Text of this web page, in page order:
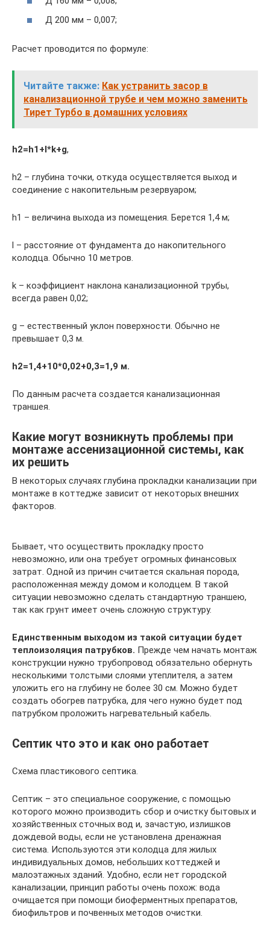
Д 200 мм – 0,007;
Расчет проводится по формуле:
Читайте также: Как устранить засор в
канализационной трубе и чем можно заменить
Тирет Турбо в домашних условиях
h2=h1+l*k+g,
h2 – глубина точки, откуда осуществляется выход и
соединение с накопительным резервуаром;
h1 – величина выхода из помещения. Берется 1,4 м;
l – расстояние от фундамента до накопительного
колодца. Обычно 10 метров.
k – коэффициент наклона канализационной трубы,
всегда равен 0,02;
g – естественный уклон поверхности. Обычно не
превышает 0,3 м.
h2=1,4+10*0,02+0,3=1,9 м.
По данным расчета создается канализационная
траншея.
Какие могут возникнуть проблемы при
монтаже ассенизационной системы, как
их решить
В некоторых случаях глубина прокладки канализации при
монтаже в коттедже зависит от некоторых внешних
факторов.
Бывает, что осуществить прокладку просто
невозможно, или она требует огромных финансовых
затрат. Одной из причин считается скальная порода,
расположенная между домом и колодцем. В такой
ситуации невозможно сделать стандартную траншею,
так как грунт имеет очень сложную структуру.
Единственным выходом из такой ситуации будет
теплоизоляция патрубков. Прежде чем начать монтаж
конструкции нужно трубопровод обязательно обернуть
несколькими толстыми слоями утеплителя, а затем
уложить его на глубину не более 30 см. Можно будет
создать обогрев патрубка, для чего нужно будет под
патрубком проложить нагревательный кабель.
Септик что это и как оно работает
Схема пластикового септика.
Септик – это специальное сооружение, с помощью
которого можно производить сбор и очистку бытовых и
хозяйственных сточных вод и, зачастую, излишков
дождевой воды, если не установлена дренажная
система. Используются эти колодца для жилых
индивидуальных домов, небольших коттеджей и
малоэтажных зданий. Удобно, если нет городской
канализации, принцип работы очень похож: вода
очищается при помощи биоферментных препаратов,
биофильтров и почвенных методов очистки.